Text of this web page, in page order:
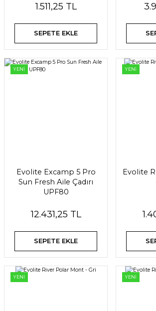
1.511,25 TL
SEPETE EKLE
YENİ
Evolite Excamp 5 Pro
Sun Fresh Aile Çadırı
UPF80
12.431,25 TL
SEPETE EKLE
YENİ
Evolite
YENİ YENİ